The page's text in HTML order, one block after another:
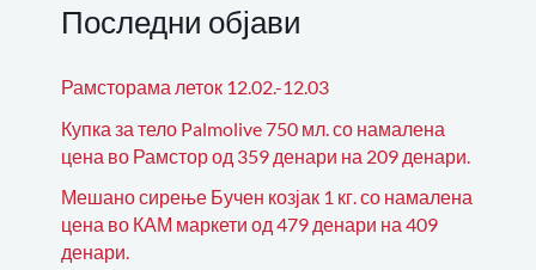
Последни објави
Рамсторама леток 12.02.-12.03
Купка за тело Palmolive 750 мл. со намалена
цена во Рамстор од 359 денари на 209 денари.
Мешано сирење Бучен козјак 1 кг. со намалена
цена во КАМ маркети од 479 денари на 409
денари.